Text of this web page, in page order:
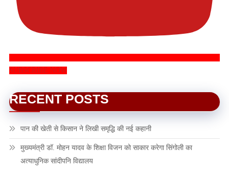
SUBSCRIBE NOW
RECENT POSTS
पान की खेती से किसान ने लिखी समृद्धि की नई कहानी
मुख्यमंत्री डॉ. मोहन यादव के शिक्षा विजन को साकार करेगा सिंगोली का
अत्याधुनिक सांदीपनि विद्यालय